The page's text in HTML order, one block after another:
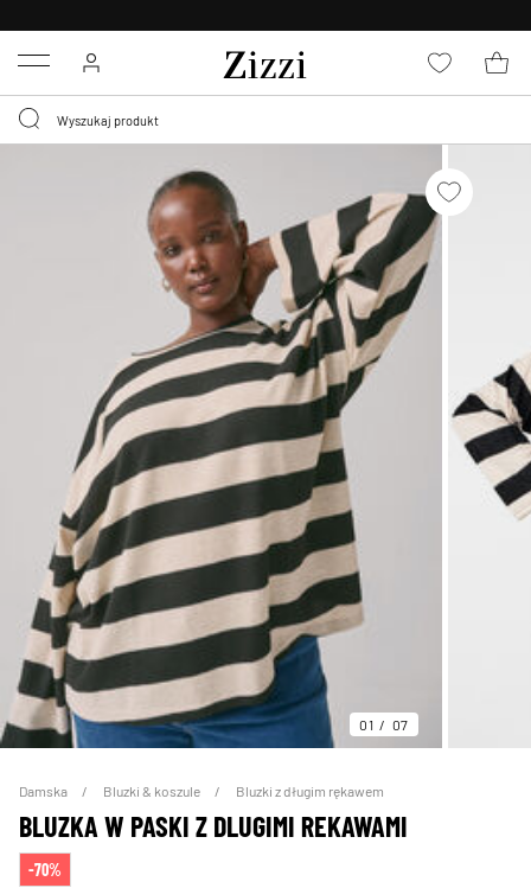
Menu
01 07
Damska Bluzki & koszule Bluzki z długim rękawem
BLUZKA W PASKI Z DLUGIMI REKAWAMI
-70%